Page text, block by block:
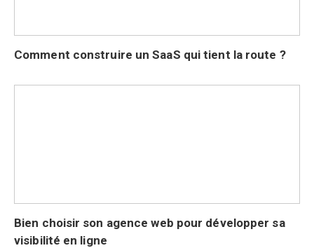
Comment construire un SaaS qui tient la route ?
Bien choisir son agence web pour développer sa
visibilité en ligne